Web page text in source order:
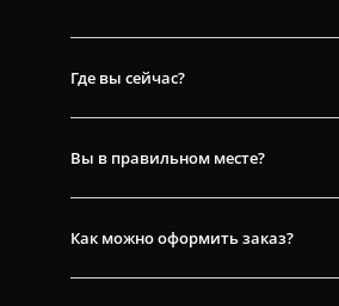
Где вы сейчас?
Вы в правильном месте?
Как можно оформить заказ?